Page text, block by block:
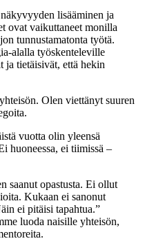
lisääminen ja
ovat vaikuttaneet monilla
tunnustamatonta työtä.
alalla työskenteleville
ja tietäisivät, että hekin
Olen viettänyt suuren
vuotta olin yleensä
huoneessa, ei tiimissä –
saanut opastusta. Ei ollut
Kukaan ei sanonut
ei pitäisi tapahtua.”
luoda naisille yhteisön,